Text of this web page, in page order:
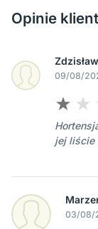
Opinie
09/08/
jej liście
03/08/